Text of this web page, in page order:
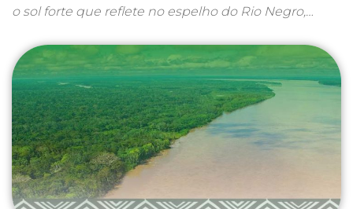
o sol forte que reflete no espelho do Rio Negro,…